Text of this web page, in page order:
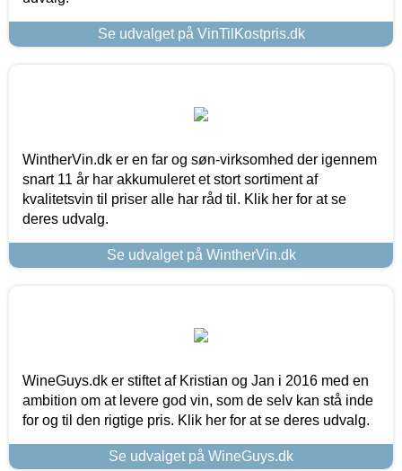
Se udvalget på VinTilKostpris.dk
WintherVin.dk er en far og søn-virksomhed der igennem
snart 11 år har akkumuleret et stort sortiment af
kvalitetsvin til priser alle har råd til. Klik her for at se
deres udvalg.
Se udvalget på WintherVin.dk
WineGuys.dk er stiftet af Kristian og Jan i 2016 med en
ambition om at levere god vin, som de selv kan stå inde
for og til den rigtige pris. Klik her for at se deres udvalg.
Se udvalget på WineGuys.dk